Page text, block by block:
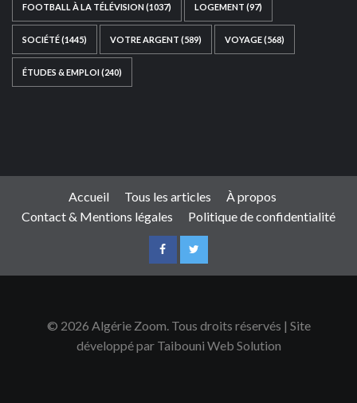
FOOTBALL À LA TÉLÉVISION(1037) LOGEMENT (97)
SOCIÉTÉ(1445) VOTRE ARGENT (589) VOYAGE(568)
ÉTUDES & EMPLOI(240)
Accueil Tous les articles
À propos
Contact & Mentions légales
Politique de confidentialité
© 2026 Algérie Zoom. Tous droits réservés | Site
développé par Taibouni Web Solution